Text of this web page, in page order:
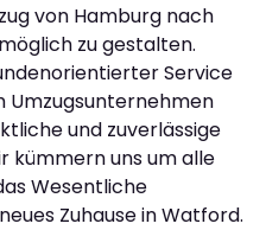
von Hamburg nach
zu gestalten.
Service
Umzugsunternehmen
und zuverlässige
kümmern uns um alle
Wesentliche
Zuhause in Watford.